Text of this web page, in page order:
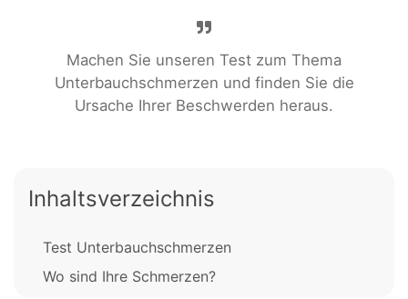
Machen Sie unseren Test zum Thema
Unterbauchschmerzen und finden Sie die
Ursache Ihrer Beschwerden heraus.
Inhaltsverzeichnis
Test Unterbauchschmerzen
Wo sind Ihre Schmerzen?